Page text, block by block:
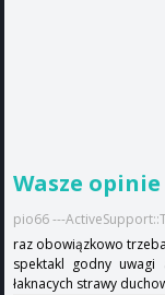
Wasze opinie
pio66 ---
raz obowiązkowo
spektakl godny
łaknacych strawy